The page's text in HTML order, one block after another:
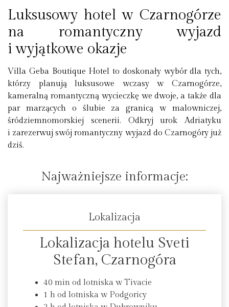
Luksusowy hotel w Czarnogórze
na romantyczny wyjazd
i wyjątkowe okazje
Villa Geba Boutique Hotel to doskonały wybór dla tych,
którzy planują luksusowe wczasy w Czarnogórze,
kameralną romantyczną wycieczkę we dwoje, a także dla
par marzących o ślubie za granicą w malowniczej,
śródziemnomorskiej scenerii. Odkryj urok Adriatyku
i zarezerwuj swój romantyczny wyjazd do Czarnogóry już
dziś.
Najważniejsze informacje:
Lokalizacja
Lokalizacja hotelu Sveti
Stefan, Czarnogóra
40 min od lotniska w Tivacie
1 h od lotniska w Podgoricy